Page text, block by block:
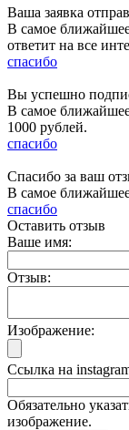
Ваша заявка
В самое
ответит на все
спасибо
Вы успешно
В самое
1000 рублей.
спасибо
Спасибо за ваш
В самое
спасибо
Оставить отзыв
Ваше имя:
Отзыв:
Изображение:
Ссылка на
Обязательно
изображение.